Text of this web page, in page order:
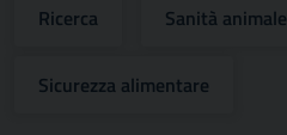
Ricerca Sanità animale
Sicurezza alimentare